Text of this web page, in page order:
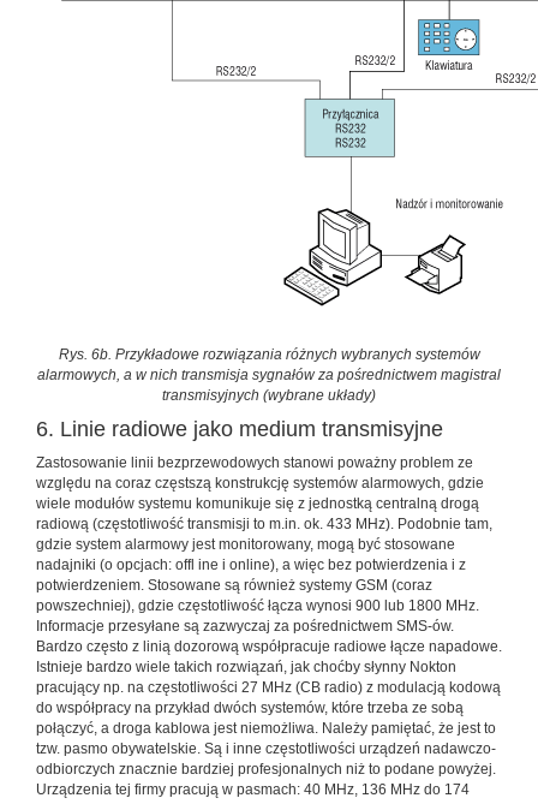
Rys. 6b. Przykładowe rozwiązania różnych wybranych systemów
alarmowych, a w nich transmisja sygnałów za pośrednictwem magistral
transmisyjnych (wybrane układy)
6. Linie radiowe jako medium transmisyjne
Zastosowanie linii bezprzewodowych stanowi poważny problem ze
względu na coraz częstszą konstrukcję systemów alarmowych, gdzie
wiele modułów systemu komunikuje się z jednostką centralną drogą
radiową (częstotliwość transmisji to m.in. ok. 433 MHz). Podobnie tam,
gdzie system alarmowy jest monitorowany, mogą być stosowane
nadajniki (o opcjach: offl ine i online), a więc bez potwierdzenia i z
potwierdzeniem. Stosowane są również systemy GSM (coraz
powszechniej), gdzie częstotliwość łącza wynosi 900 lub 1800 MHz.
Informacje przesyłane są zazwyczaj za pośrednictwem SMS-ów.
Bardzo często z linią dozorową współpracuje radiowe łącze napadowe.
Istnieje bardzo wiele takich rozwiązań, jak choćby słynny Nokton
pracujący np. na częstotliwości 27 MHz (CB radio) z modulacją kodową
do współpracy na przykład dwóch systemów, które trzeba ze sobą
połączyć, a droga kablowa jest niemożliwa. Należy pamiętać, że jest to
tzw. pasmo obywatelskie. Są i inne częstotliwości urządzeń nadawczo-
odbiorczych znacznie bardziej profesjonalnych niż to podane powyżej.
Urządzenia tej firmy pracują w pasmach: 40 MHz, 136 MHz do 174